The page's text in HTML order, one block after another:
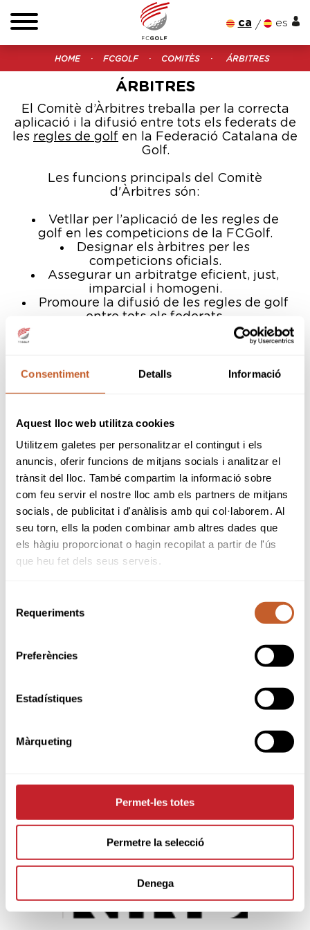
Consentiment Detalls Informació
Aquest lloc web utilitza cookies
Utilitzem galetes per personalitzar el contingut i els
anuncis, oferir funcions de mitjans socials i analitzar el
trànsit del lloc. També compartim la informació sobre
com feu servir el nostre lloc amb els partners de mitjans
socials, de publicitat i d'anàlisis amb qui col·laborem. Al
seu torn, ells la poden combinar amb altres dades que
els hàgiu proporcionat o hagin recopilat a partir de l'ús
que heu fet dels seus serveis.
Requeriments
Preferències
Estadístiques
Màrqueting
Permet-les totes
Permetre la selecció
Denega
ca es
HOME FCGOLF COMITÈS ÁRBITRES
ÁRBITRES
El Comitè d’Àrbitres treballa per la correcta
aplicació i la difusió entre tots els federats de
les regles de golf en la Federació Catalana de
Golf.
Les funcions principals del Comitè
d'Àrbitres són:
Vetllar per l’aplicació de les regles de
golf en les competicions de la FCGolf.
Designar els àrbitres per les
competicions oficials.
Assegurar un arbitratge eficient, just,
imparcial i homogeni.
Promoure la difusió de les regles de golf
entre tots els federats.
Assessorar als clubs i camps de golf en
la difusió de les regles de golf, regles locals
Validar el coneixement de les regles de
La Federació Catalana de Golf compta amb
22 àrbitres en actiu.
Està format per:
Presidenta: Cristina Sans
Secretari: Josep Lluis Navarrete